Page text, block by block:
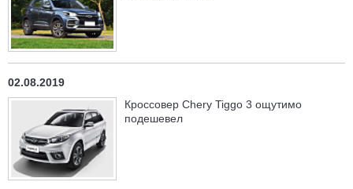
02.08.2019
Кроссовер Chery Tiggo 3 ощутимо
подешевел